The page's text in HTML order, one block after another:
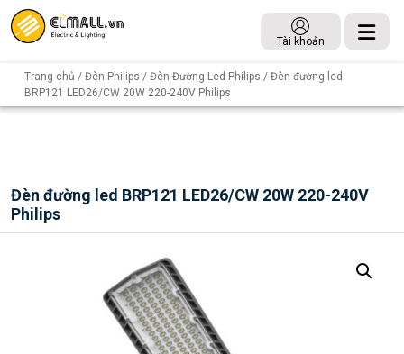
Tài khoản
Trang chủ / Đèn Philips / Đèn Đường Led Philips / Đèn đường led
BRP121 LED26/CW 20W 220-240V Philips
Đèn đường led BRP121 LED26/CW 20W 220-240V
Philips